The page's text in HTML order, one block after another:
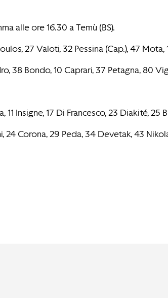
alle ore 16.30 a Temù (BS).
27 Valoti, 32 Pessina (Cap.), 47 Mota,
38 Bondo, 10 Caprari, 37 Petagna, 80
11 Insigne, 17 Di Francesco, 23 Diakité, 25
24 Corona, 29 Peda, 34 Devetak, 43